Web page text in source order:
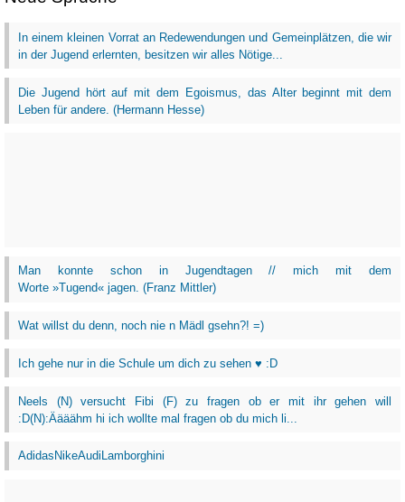
In einem kleinen Vorrat an Redewendungen und Gemeinplätzen, die wir
in der Jugend erlernten, besitzen wir alles Nötige...
Die Jugend hört auf mit dem Egoismus, das Alter beginnt mit dem
Leben für andere. (Hermann Hesse)
Man konnte schon in Jugendtagen // mich mit dem
Worte »Tugend« jagen. (Franz Mittler)
Wat willst du denn, noch nie n Mädl gsehn?! =)
Ich gehe nur in die Schule um dich zu sehen ♥ :D
Neels (N) versucht Fibi (F) zu fragen ob er mit ihr gehen will
:D(N):Äääähm hi ich wollte mal fragen ob du mich li...
AdidasNikeAudiLamborghini